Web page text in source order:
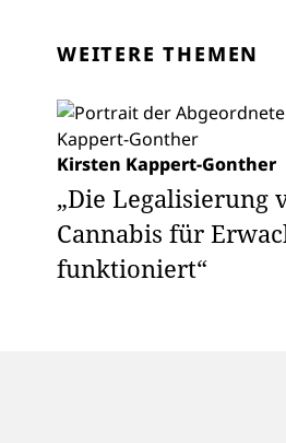
WEITERE THEMEN
Kirsten Kappert-Gonther
„Die Legalisierung
Cannabis für
funktioniert“